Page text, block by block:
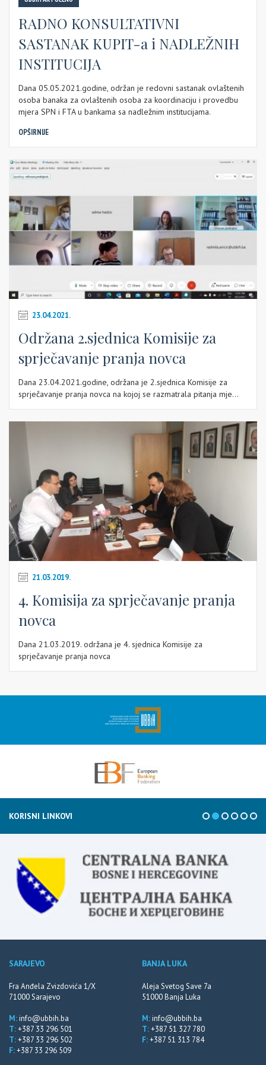
RADNO KONSULTATIVNI
SASTANAK KUPIT-a i NADLEŽNIH
INSTITUCIJA
Dana 05.05.2021.godine, održan je redovni sastanak ovlaštenih
osoba banaka za ovlaštenih osoba za koordinaciju i provedbu
mjera SPN i FTA u bankama sa nadležnim institucijama.
OPŠIRNIJE
23.04.2021.
Održana 2.sjednica Komisije za
sprječavanje pranja novca
Dana 23.04.2021.godine, održana je 2.sjednica Komisije za
sprječavanje pranja novca na kojoj se razmatrala pitanja mje...
21.03.2019.
4. Komisija za sprječavanje pranja
novca
Dana 21.03.2019. održana je 4. sjednica Komisije za
sprječavanje pranja novca
KORISNI LINKOVI
SARAJEVO
Fra Anđela Zvizdovića 1/X
71000 Sarajevo
M:info@ubbih.ba
T:+387 33 296 501
T:+387 33 296 502
F:+387 33 296 509
BANJA LUKA
Aleja Svetog Save 7a
51000 Banja Luka
M:info@ubbih.ba
T:+387 51 327 780
F:+387 51 313 784